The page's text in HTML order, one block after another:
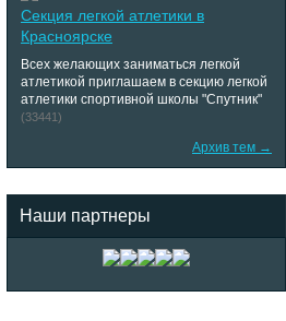
Секция легкой атлетики в
Красноярске
Всех желающих заниматься легкой
атлетикой приглашаем в секцию легкой
атлетики спортивной школы "Спутник"
(33441)
Архив тем →
Наши партнеры